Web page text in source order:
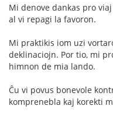
Mi denove dankas pro
al vi repagi la favoron.
Mi praktikis iom uzi
deklinaciojn. Por tio, mi
himnon de mia lando.
Ĉu vi povus bonevole
komprenebla kaj korekti